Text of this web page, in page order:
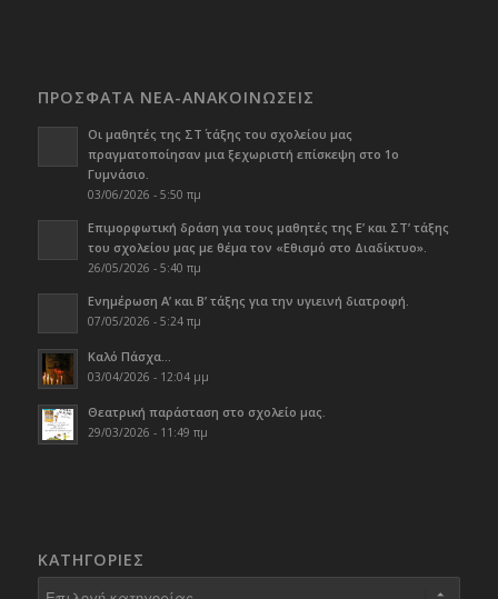
ΠΡΟΣΦΑΤΑ ΝΕΑ-ΑΝΑΚΟΙΝΩΣΕΙΣ
Οι μαθητές της ΣΤ΄ τάξης του σχολείου μας
πραγματοποίησαν μια ξεχωριστή επίσκεψη στο 1ο
Γυμνάσιο.
03/06/2026 - 5:50 πμ
Επιμορφωτική δράση για τους μαθητές της Ε’ και ΣΤ’ τάξης
του σχολείου μας με θέμα τον «Εθισμό στο Διαδίκτυο».
26/05/2026 - 5:40 πμ
Ενημέρωση Α’ και Β’ τάξης για την υγιεινή διατροφή.
07/05/2026 - 5:24 πμ
Καλό Πάσχα…
03/04/2026 - 12:04 μμ
Θεατρική παράσταση στο σχολείο μας.
29/03/2026 - 11:49 πμ
KΑΤΗΓΟΡΊΕΣ